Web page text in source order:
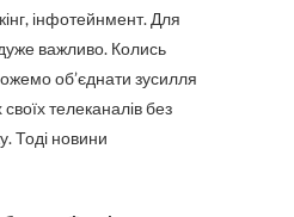
інфотейнмент. Для
важливо. Колись
об’єднати зусилля
телеканалів без
Тоді новини